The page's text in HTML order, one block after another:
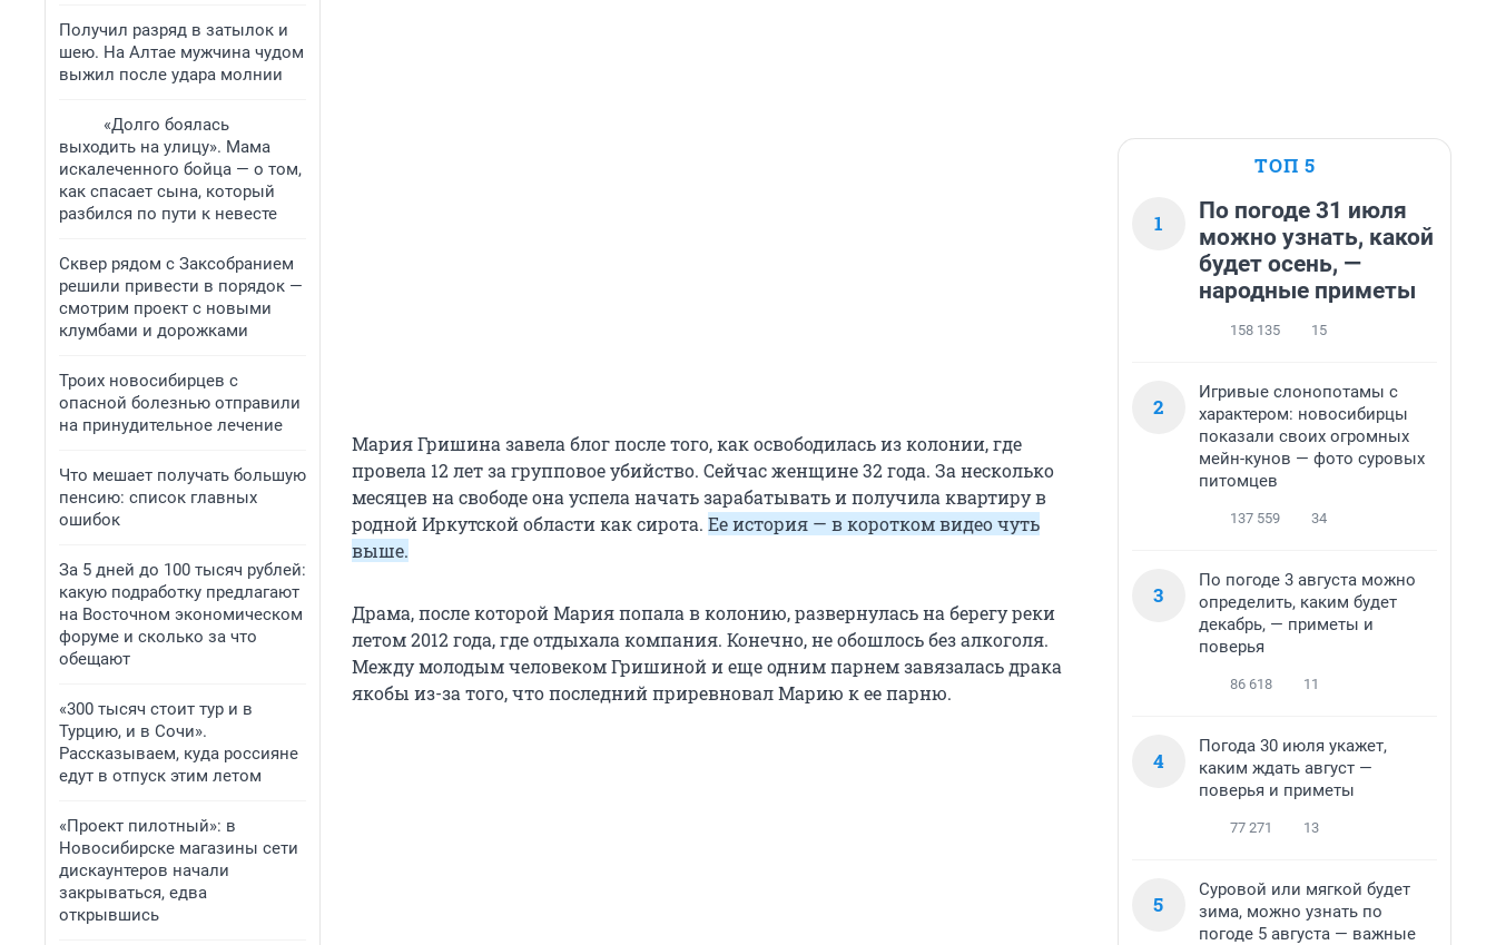
Получил разряд в затылок и
шею. На Алтае мужчина чудом
выжил после удара молнии
«Долго боялась
выходить на улицу». Мама
искалеченного бойца — о том,
как спасает сына, который
разбился по пути к невесте
Сквер рядом с Заксобранием
решили привести в порядок —
смотрим проект с новыми
клумбами и дорожками
Троих новосибирцев с
опасной болезнью отправили
на принудительное лечение
Что мешает получать большую
пенсию: список главных
ошибок
За 5 дней до 100 тысяч рублей:
какую подработку предлагают
на Восточном экономическом
форуме и сколько за что
обещают
«300 тысяч стоит тур и в
Турцию, и в Сочи».
Рассказываем, куда россияне
едут в отпуск этим летом
«Проект пилотный»: в
Новосибирске магазины сети
дискаунтеров начали
закрываться, едва
открывшись
Мария Гришина завела блог после того, как освободилась из колонии, где
провела 12 лет за групповое убийство. Сейчас женщине 32 года. За несколько
месяцев на свободе она успела начать зарабатывать и получила квартиру в
родной Иркутской области как сирота. Ее история — в коротком видео чуть
выше.
Драма, после которой Мария попала в колонию, развернулась на берегу реки
летом 2012 года, где отдыхала компания. Конечно, не обошлось без алкоголя.
Между молодым человеком Гришиной и еще одним парнем завязалась драка
якобы из-за того, что последний приревновал Марию к ее парню.
ТОП 5
1
По погоде 31 июля
можно узнать, какой
будет осень, —
народные приметы
158 135 15
2
Игривые слонопотамы с
характером: новосибирцы
показали своих огромных
мейн-кунов — фото суровых
питомцев
137 559 34
3
По погоде 3 августа можно
определить, каким будет
декабрь, — приметы и
поверья
86 618 11
4
Погода 30 июля укажет,
каким ждать август —
поверья и приметы
77 271 13
5
Суровой или мягкой будет
зима, можно узнать по
погоде 5 августа — важные